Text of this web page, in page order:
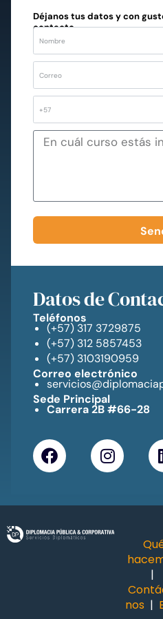
Déjanos tus datos y con
contacto.
Datos de
Teléfonos
(+57) 317 3729875
(+57) 312 5857453
(+57) 3103190959
Correo electrónico
Sede Principal
Carrera 2B #66-28
|
nos |